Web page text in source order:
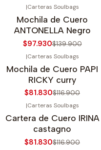
|Carteras Soulbags
Mochila de Cuero
ANTONELLA Negro
$97.930$139.900
|Carteras Soulbags
Mochila de Cuero PAPI
RICKY curry
$81.830$116.900
|Carteras Soulbags
Cartera de Cuero IRINA
castagno
$81.830$116.900